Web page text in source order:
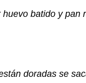
batido y pan
doradas se